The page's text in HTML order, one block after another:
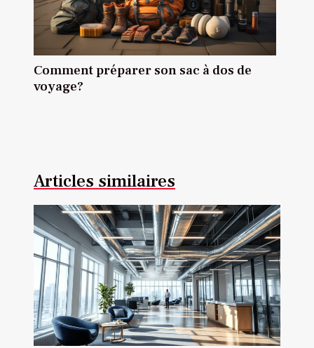
Comment préparer son sac à dos de
voyage?
Articles similaires